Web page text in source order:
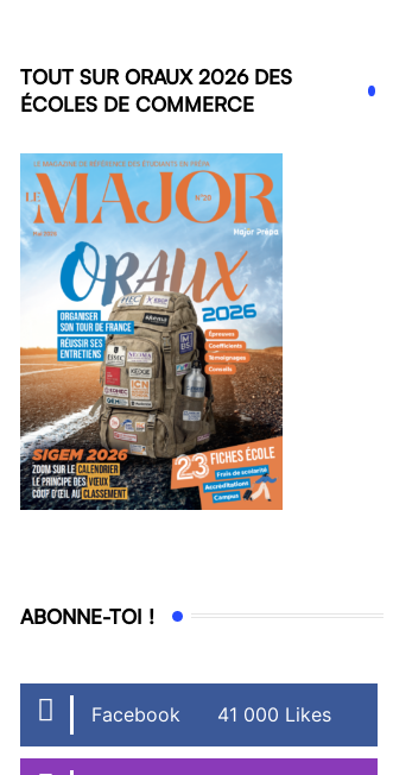
TOUT SUR ORAUX 2026 DES
ÉCOLES DE COMMERCE
ABONNE-TOI !
Facebook 41 000 Likes